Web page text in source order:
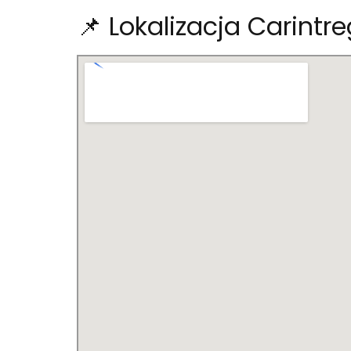
📌 Lokalizacja